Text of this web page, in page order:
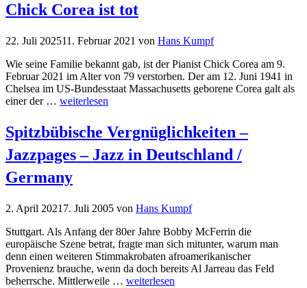
Chick Corea ist tot
22. Juli 202511. Februar 2021 von Hans Kumpf
Wie seine Familie bekannt gab, ist der Pianist Chick Corea am 9.
Februar 2021 im Alter von 79 verstorben. Der am 12. Juni 1941 in
Chelsea im US-Bundesstaat Massachusetts geborene Corea galt als
einer der … weiterlesen
Spitzbübische Vergnüglichkeiten –
Jazzpages – Jazz in Deutschland /
Germany
2. April 2021 7. Juli 2005 von Hans Kumpf
Stuttgart. Als Anfang der 80er Jahre Bobby McFerrin die
europäische Szene betrat, fragte man sich mitunter, warum man
denn einen weiteren Stimmakrobaten afroamerikanischer
Provenienz brauche, wenn da doch bereits Al Jarreau das Feld
beherrsche. Mittlerweile … weiterlesen